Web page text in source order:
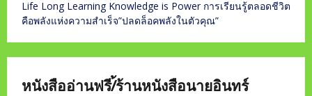
Life Long Learning Knowledge is Power การเรียนรู้ตลอดชีวิต
คือพลังแห่งความสำเร็จ”ปลดล็อคพลังในตัวคุณ”
หนังสืออ่านฟรี/้ร้านหนังสือนายอินทร์